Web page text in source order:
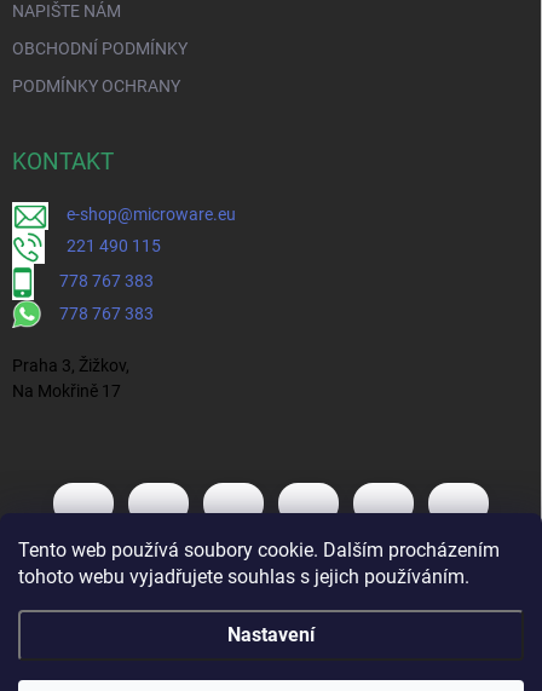
Tento web používá soubory cookie. Dalším procházením
tohoto webu vyjadřujete souhlas s jejich používáním.
Nastavení
NAPIŠTE NÁM
OBCHODNÍ PODMÍNKY
PODMÍNKY OCHRANY
KONTAKT
e-shop@microware.eu
221 490 115
778 767 383
778 767 383
Praha 3, Žižkov,
Na Mokřině 17